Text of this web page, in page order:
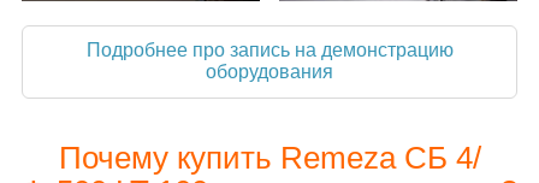
Подробнее про запись на демонстрацию
оборудования
Почему купить Remeza СБ 4/